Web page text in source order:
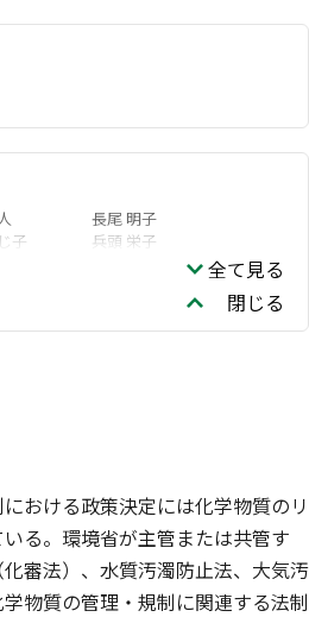
長尾 明子
子 兵頭 栄子
全て見る
閉じる
おける政策決定には化学物質のリ
る。環境省が主管または共管す
審法）、水質汚濁防止法、大気汚
物質の管理・規制に関連する法制